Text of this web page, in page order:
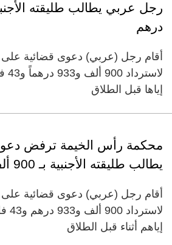
درهم
أقام رجل (عربي) دعوى قضائية على
إياها قبل الطلاق
محكمة رأس الخيمة ترفض
يطالب طليقته الأجنبية بـ 900 ألف درهم
أقام رجل (عربي) دعوى قضائية على
إياهم أثناء قبل الطلاق